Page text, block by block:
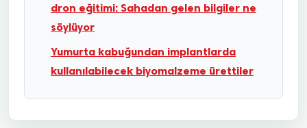
dron eğitimi: Sahadan gelen bilgiler ne
söylüyor
Yumurta kabuğundan implantlarda
kullanılabilecek biyomalzeme ürettiler